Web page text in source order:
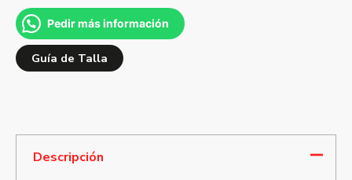
Pedir más información
Guía de Talla
Descripción